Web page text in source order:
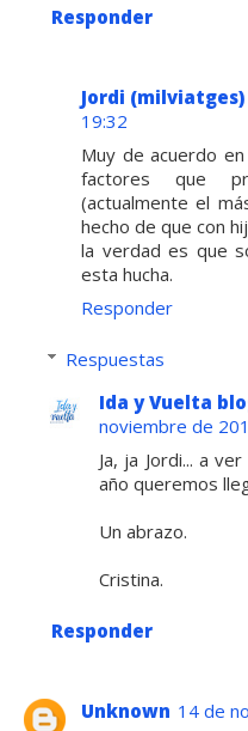
Responder
Jordi (milviatges)
19:32
Muy de acuerdo
factores que
(actualmente el
hecho de que con
la verdad es que
esta hucha.
Responder
Respuestas
Ida y Vuelta
noviembre de
Ja, ja Jordi... a
año queremos
Un abrazo.
Cristina.
Responder
Unknown 14 de